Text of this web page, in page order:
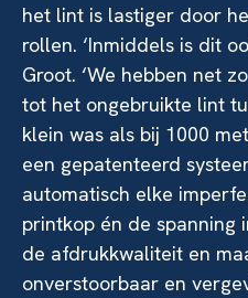
het lint is lastiger door
rollen. ‘Inmiddels is dit
Groot. ‘We hebben net
tot het ongebruikte lint
klein was als bij 1000
een gepatenteerd
automatisch elke
printkop én de spanning
de afdrukkwaliteit en
onverstoorbaar en